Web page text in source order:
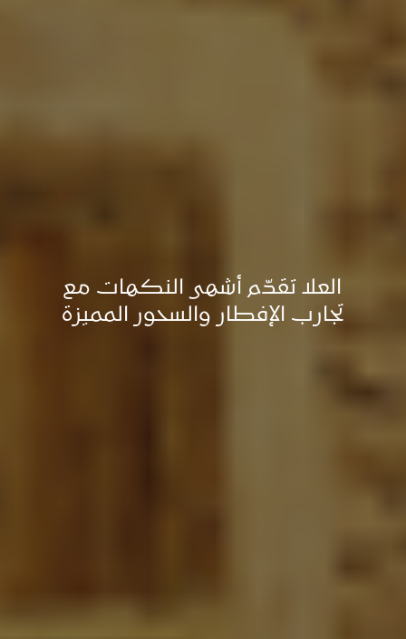
العلا تقدّم أشهى النكهات مع
تجارب الإفطار والسحور المميزة